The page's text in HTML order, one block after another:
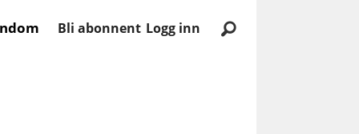
Bli abonnent Logg inn